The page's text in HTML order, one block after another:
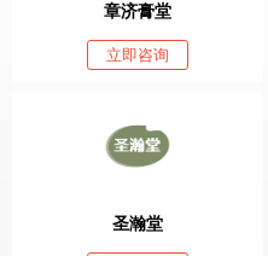
章济膏堂
立即咨询
圣瀚堂